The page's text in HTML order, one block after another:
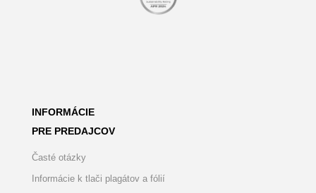
INFORMÁCIE
PRE PREDAJCOV
Časté otázky
Informácie k tlači plagátov a fólií